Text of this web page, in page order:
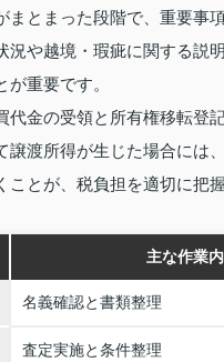
まとまった段階で、重要事
況や越境・瑕疵に関する説
重要です。
代金の受領と所有権移転登
譲渡所得が生じた場合には
ことが、税負担を適切に把
主な作業
名義確認と書類整理
査定実施と条件整理